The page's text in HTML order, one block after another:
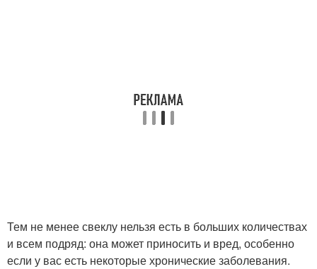
Тем не менее свеклу нельзя есть в больших количествах
и всем подряд: она может приносить и вред, особенно
если у вас есть некоторые хронические заболевания.